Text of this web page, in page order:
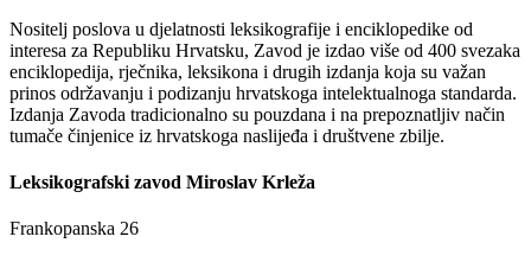
Nositelj poslova u djelatnosti leksikografije i enciklopedike od
interesa za Republiku Hrvatsku, Zavod je izdao više od 400 svezaka
enciklopedija, rječnika, leksikona i drugih izdanja koja su važan
prinos održavanju i podizanju hrvatskoga intelektualnoga standarda.
Izdanja Zavoda tradicionalno su pouzdana i na prepoznatljiv način
tumače činjenice iz hrvatskoga naslijeđa i društvene zbilje.
Leksikografski zavod Miroslav Krleža
Frankopanska 26